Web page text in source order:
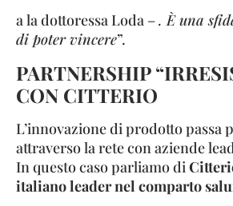
a la dottoressa Loda –. È una
di poter vincere”.
PARTNERSHIP
CON CITTERIO
L’innovazione di prodotto passa
attraverso la rete con aziende
In questo caso parliamo di
italiano leader nel comparto